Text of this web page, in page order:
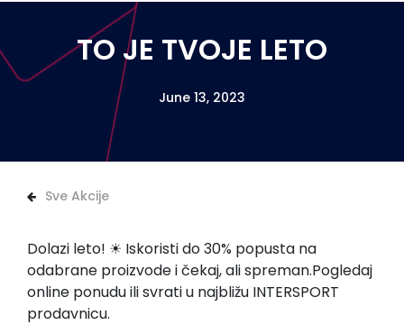
TO JE TVOJE LETO
June 13, 2023
Sve Akcije
Dolazi leto! ☀ Iskoristi do 30% popusta na
odabrane proizvode i čekaj, ali spreman.Pogledaj
online ponudu ili svrati u najbližu INTERSPORT
prodavnicu.